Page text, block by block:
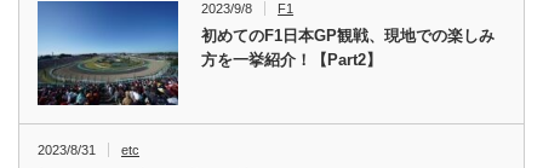
2023/9/8 F1
初めてのF1日本GP観戦、現地での楽しみ
方を一挙紹介！【Part2】
2023/8/31 etc